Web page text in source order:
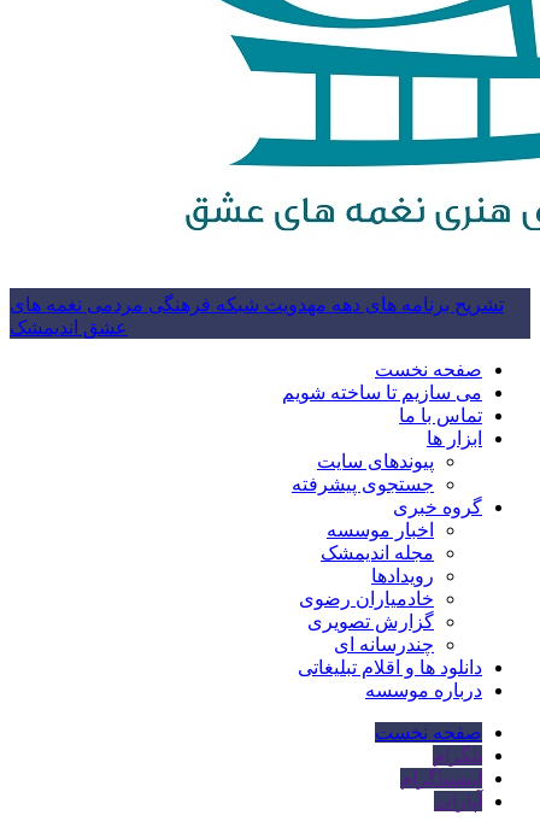
تشریح برنامه های دهه مهدویت شبکه فرهنگی مردمی نغمه های
عشق اندیمشک
صفحه نخست
می سازیم تا ساخته شویم
تماس با ما
ابزار ها
پیوندهای سایت
جستجوی پیشرفته
گروه خبری
اخبار موسسه
مجله اندیمشک
رویدادها
خادمیاران رضوی
گزارش تصویری
چندرسانه ای
دانلود ها و اقلام تبلیغاتی
درباره موسسه
صفحه نخست
تلگرام
اینستاگرام
آپارات